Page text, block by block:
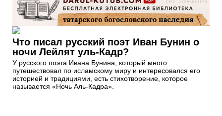
Что писал русский поэт Иван Бунин о
ночи Лейлят уль-Кадр?
У русского поэта Ивана Бунина, который много
путешествовал по исламскому миру и интересовался его
историей и традициями, есть стихотворение, которое
называется «Ночь Аль-Кадра».